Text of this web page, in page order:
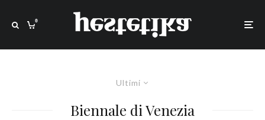
0
Ultimi
Biennale di Venezia